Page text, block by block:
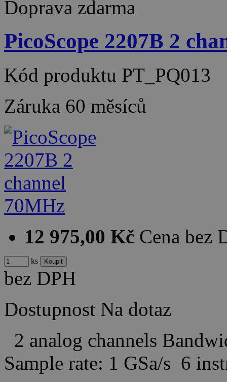
Doprava zdarma
PicoScope 2207B 2
Kód produktu PT_PQ013
Záruka 60 měsíců
12 975,00 Kč Cena bez
ks
bez DPH
Dostupnost Na dotaz
2 analog channels
Sample rate: 1 GSa/s 6